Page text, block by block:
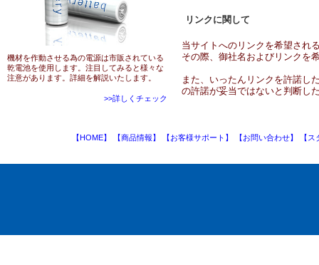
機材を作動させる為の電源は市販されている
乾電池を使用します。注目してみると様々な
注意があります。詳細を解説いたします。
>>詳しくチェック
リンクに関して
当サイトへのリンクを希望され
その際、御社名およびリンクを
また、いったんリンクを許諾し
の許諾が妥当ではないと判断し
【HOME】 【商品情報】 【お客様サポート】 【お問い合わせ】 【